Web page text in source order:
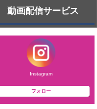
動画配信サービス
Instagram
フォロー